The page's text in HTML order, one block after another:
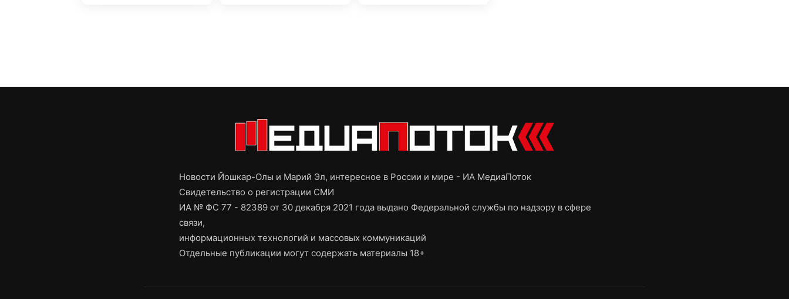
Новости Йошкар-Олы и Марий Эл, интересное в России и мире - ИА МедиаПоток
Свидетельство о регистрации СМИ
ИА № ФС 77 - 82389 от 30 декабря 2021 года выдано Федеральной службы по надзору в сфере
связи,
информационных технологий и массовых коммуникаций
Отдельные публикации могут содержать материалы 18+